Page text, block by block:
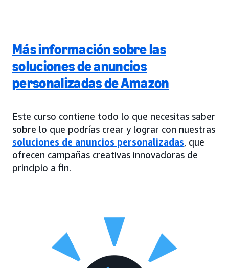
Más información sobre las
soluciones de anuncios
personalizadas de Amazon
Este curso contiene todo lo que necesitas saber
sobre lo que podrías crear y lograr con nuestras
soluciones de anuncios personalizadas, que
ofrecen campañas creativas innovadoras de
principio a fin.